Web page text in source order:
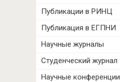
Публикации в РИНЦ
Публикация в ЕГПНИ
Научные журналы
Студенческий журнал
Научные конференции